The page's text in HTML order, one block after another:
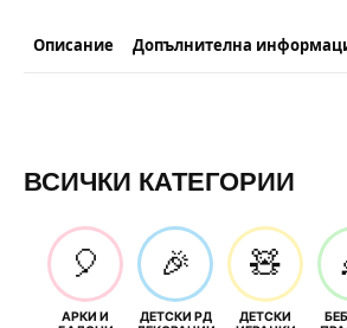
Описание Допълнителна
ВСИЧКИ КАТЕГОРИИ
🎈
АРКИ И
🎉
ДЕТСКИ РД
🧸
ДЕТСКИ